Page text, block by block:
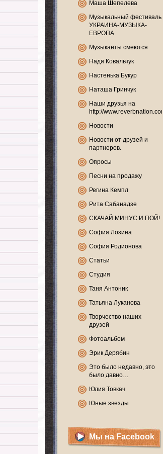
Маша Шепелева
Музыкальный фестиваль
УКРАИНА-МУЗЫКА-
ЕВРОПА
Музыканты смеются
Надя Ковальчук
Настенька Букур
Наташа Гринчук
Наши друзья на
http://www.reverbnation.com
Новости
Новости от друзей и
партнеров.
Опросы
Песни на продажу
Регина Кемпл
Рита Сабанадзе
СКАЧАЙ МИНУС И ПОЙ!
София Лозина
София Родионова
Статьи
Студия
Таня Антоник
Татьяна Луканова
Творчество наших
друзей
Фотоальбом
Эрик Дерябин
Это было недавно, это
было давно…
Юлия Товкач
Юные звезды
Мы на Facebook